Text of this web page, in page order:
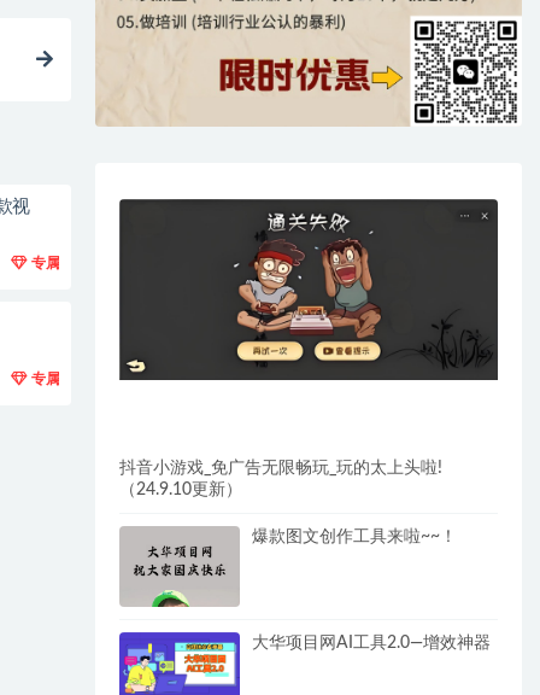
视
专属
专属
抖音小游戏_免广告无限畅玩_玩的太上头啦!
（24.9.10更新）
爆款图文创作工具来啦~~！
大华项目网AI工具2.0—增效神器